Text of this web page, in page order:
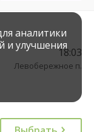
18:03
Левобережное п.
аналитики
и улучшения